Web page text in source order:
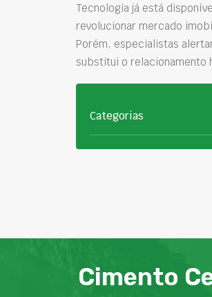
Tecnologia já está
revolucionar mercado
Porém, especialistas
substitui o relacionamento
Categorias
Cimento